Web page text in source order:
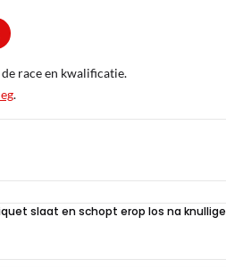
race en kwalificatie.
.
slaat en schopt erop los na knullige